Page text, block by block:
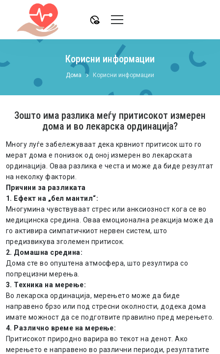
disabled_visible
Корисни информации
Дома Корисни информации
Зошто има разлика меѓу притисокот измерен
дома и во лекарска ординација?
Многу луѓе забележуваат дека крвниот притисок што го
мерат дома е понизок од оној измерен во лекарската
ординација. Оваа разлика е честа и може да биде резултат
на неколку фактори.
Причини за разликата
1. Ефект на „бел мантил“:
Многумина чувствуваат стрес или анксиозност кога се во
медицинска средина. Оваа емоционална реакција може да
го активира симпатичкиот нервен систем, што
предизвикува зголемен притисок.
2. Домашна средина:
Дома сте во опуштена атмосфера, што резултира со
попрецизни мерења.
3. Техника на мерење:
Во лекарска ординација, мерењето може да биде
направено брзо или под стресни околности, додека дома
имате можност да се подготвите правилно пред мерењето.
4. Различно време на мерење:
Притисокот природно варира во текот на денот. Ако
мерењето е направено во различни периоди, резултатите